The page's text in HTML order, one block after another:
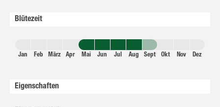
Blütezeit
Jan Feb März Apr Mai Jun Jul Aug Sept Okt Nov Dez
Eigenschaften